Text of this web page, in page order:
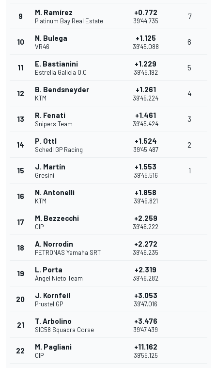
9 M. Ramírez
Platinum Bay Real Estate
+0.772
39'44.735
7
10 N. Bulega
VR46
+1.125
39'45.088
6
11 E. Bastianini
Estrella Galicia 0,0
+1.229
39'45.192
5
12 B. Bendsneyder
KTM
+1.261
39'45.224
4
13 R. Fenati
Snipers Team
+1.461
39'45.424
3
14 P. Ottl
Schedl GP Racing
+1.524
39'45.487
2
15 J. Martín
Gresini
+1.553
39'45.516
1
16 N. Antonelli
KTM
+1.858
39'45.821
17 M. Bezzecchi
CIP
+2.259
39'46.222
18 A. Norrodin
PETRONAS Yamaha SRT
+2.272
39'46.235
19 L. Porta
Ángel Nieto Team
+2.319
39'46.282
20 J. Kornfeil
Prustel GP
+3.053
39'47.016
21 T. Arbolino
SIC58 Squadra Corse
+3.476
39'47.439
22 M. Pagliani
CIP
+11.162
39'55.125